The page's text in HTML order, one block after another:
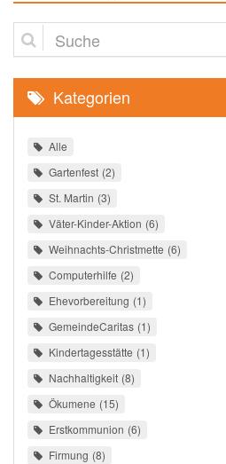
Suche
Kategorien
Alle
Gartenfest 2
St. Martin 3
Väter-Kinder-Aktion 6
Weihnachts-Christmette 6
Computerhilfe 2
Ehevorbereitung 1
GemeindeCaritas 1
Kindertagesstätte 1
Nachhaltigkeit 8
Ökumene 15
Erstkommunion 6
Firmung 8